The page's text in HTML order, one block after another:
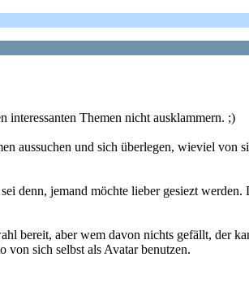
interessanten Themen nicht ausklammern. ;)
aussuchen und sich überlegen, wieviel von
denn, jemand möchte lieber gesiezt werden.
bereit, aber wem davon nichts gefällt, der
von sich selbst als Avatar benutzen.